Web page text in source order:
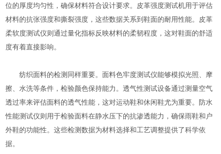
位的厚度均匀性，确保材料符合设计要求。皮革强度测试机用于评估
材料的抗张强度和撕裂强度，这些数据关系到鞋面的耐用性能。皮革
柔软度测试仪则通过量化指标反映材料的柔韧程度，这对鞋面的舒适
度有着直接影响。
纺织面料的检测同样重要。面料色牢度测试仪能够模拟光照、摩
擦、水洗等条件，检验颜色保持能力。透气性测试设备通过测量空气
透过率来评估面料的透气性能，这对运动鞋和休闲鞋尤为重要。防水
性能测试仪则用于检验面料在静水压下的抗渗透能力，确保雨鞋和户
外鞋的功能性。这些检测数据为材料选择和工艺调整提供了科学依
据。